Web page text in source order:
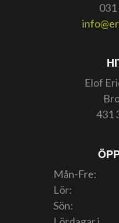
031
Elof
431
Mån-Fre:
Lör:
Sön: